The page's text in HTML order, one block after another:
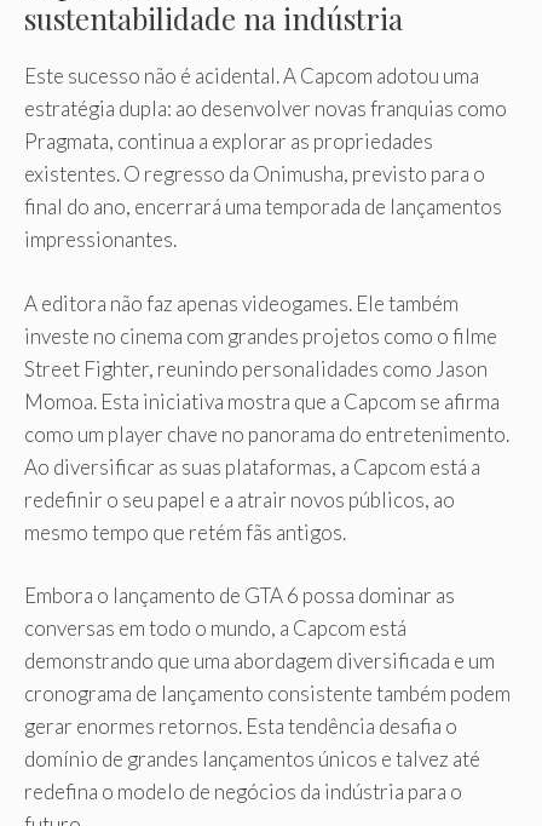
sustentabilidade na indústria
Este sucesso não é acidental. A Capcom adotou uma
estratégia dupla: ao desenvolver novas franquias como
Pragmata, continua a explorar as propriedades
existentes. O regresso da Onimusha, previsto para o
final do ano, encerrará uma temporada de lançamentos
impressionantes.
A editora não faz apenas videogames. Ele também
investe no cinema com grandes projetos como o filme
Street Fighter, reunindo personalidades como Jason
Momoa. Esta iniciativa mostra que a Capcom se afirma
como um player chave no panorama do entretenimento.
Ao diversificar as suas plataformas, a Capcom está a
redefinir o seu papel e a atrair novos públicos, ao
mesmo tempo que retém fãs antigos.
Embora o lançamento de GTA 6 possa dominar as
conversas em todo o mundo, a Capcom está
demonstrando que uma abordagem diversificada e um
cronograma de lançamento consistente também podem
gerar enormes retornos. Esta tendência desafia o
domínio de grandes lançamentos únicos e talvez até
redefina o modelo de negócios da indústria para o